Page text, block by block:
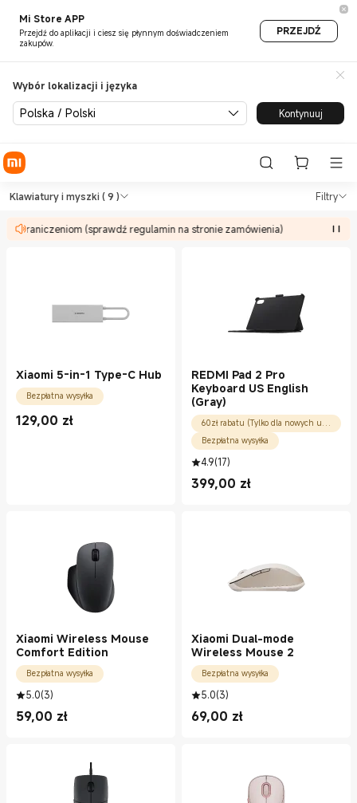
Mi Store APP
Przejdź do aplikacji i ciesz się płynnym doświadczeniem
zakupów.
PRZEJDŹ
Wybór lokalizacji i języka
Polska / Polski Kontynuuj
Shop Biuro Klawiatury i
Klawiatury i myszki ( 9 ) Filtry
ograniczeniom (sprawdź regulamin na stronie zamówienia)
Shop Biuro Klawiatury i myszki in
Xiaomi 5-in-1 Type-C Hub
Bezpłatna wysyłka
129,00 zł
Current Price zł129.00
REDMI Pad 2 Pro
Keyboard US English
(Gray)
60zł rabatu (Tylko dla nowych użytkowników)
Bezpłatna wysyłka
4.9(17)
399,00 zł
Current Price zł399.00
Xiaomi Wireless Mouse
Comfort Edition
Bezpłatna wysyłka
5.0(3)
59,00 zł
Current Price zł59.00
Xiaomi Dual-mode
Wireless Mouse 2
Bezpłatna wysyłka
5.0(3)
69,00 zł
Current Price zł69.00